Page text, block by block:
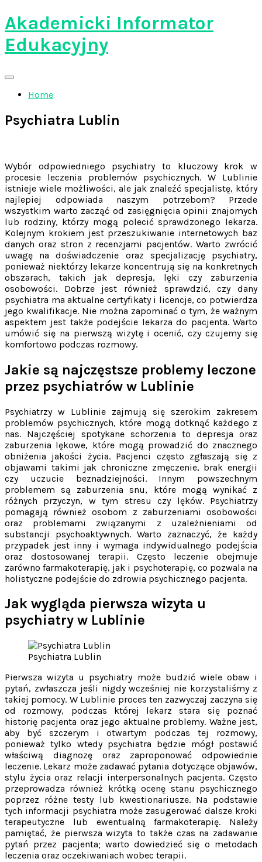
Skip
to
content
Akademicki Informator
Edukacyjny
Home
Psychiatra Lublin
Wybór odpowiedniego psychiatry to kluczowy krok w
procesie leczenia problemów psychicznych. W Lublinie
istnieje wiele możliwości, ale jak znaleźć specjalistę, który
najlepiej odpowiada naszym potrzebom? Przede
wszystkim warto zacząć od zasięgnięcia opinii znajomych
lub rodziny, którzy mogą polecić sprawdzonego lekarza.
Kolejnym krokiem jest przeszukiwanie internetowych baz
danych oraz stron z recenzjami pacjentów. Warto zwrócić
uwagę na doświadczenie oraz specjalizację psychiatry,
ponieważ niektórzy lekarze koncentrują się na konkretnych
obszarach, takich jak depresja, lęki czy zaburzenia
osobowości. Dobrze jest również sprawdzić, czy dany
psychiatra ma aktualne certyfikaty i licencje, co potwierdza
jego kwalifikacje. Nie można zapominać o tym, że ważnym
aspektem jest także podejście lekarza do pacjenta. Warto
umówić się na pierwszą wizytę i ocenić, czy czujemy się
komfortowo podczas rozmowy.
Jakie są najczęstsze problemy leczone
przez psychiatrów w Lublinie
Psychiatrzy w Lublinie zajmują się szerokim zakresem
problemów psychicznych, które mogą dotknąć każdego z
nas. Najczęściej spotykane schorzenia to depresja oraz
zaburzenia lękowe, które mogą prowadzić do znacznego
obniżenia jakości życia. Pacjenci często zgłaszają się z
objawami takimi jak chroniczne zmęczenie, brak energii
czy uczucie beznadziejności. Innym powszechnym
problemem są zaburzenia snu, które mogą wynikać z
różnych przyczyn, w tym stresu czy lęków. Psychiatrzy
pomagają również osobom z zaburzeniami osobowości
oraz problemami związanymi z uzależnieniami od
substancji psychoaktywnych. Warto zaznaczyć, że każdy
przypadek jest inny i wymaga indywidualnego podejścia
oraz dostosowanej terapii. Często leczenie obejmuje
zarówno farmakoterapię, jak i psychoterapię, co pozwala na
holistyczne podejście do zdrowia psychicznego pacjenta.
Jak wygląda pierwsza wizyta u
psychiatry w Lublinie
Psychiatra Lublin
Pierwsza wizyta u psychiatry może budzić wiele obaw i
pytań, zwłaszcza jeśli nigdy wcześniej nie korzystaliśmy z
takiej pomocy. W Lublinie proces ten zazwyczaj zaczyna się
od rozmowy, podczas której lekarz stara się poznać
historię pacjenta oraz jego aktualne problemy. Ważne jest,
aby być szczerym i otwartym podczas tej rozmowy,
ponieważ tylko wtedy psychiatra będzie mógł postawić
właściwą diagnozę oraz zaproponować odpowiednie
leczenie. Lekarz może zadawać pytania dotyczące objawów,
stylu życia oraz relacji interpersonalnych pacjenta. Często
przeprowadza również krótką ocenę stanu psychicznego
poprzez różne testy lub kwestionariusze. Na podstawie
tych informacji psychiatra może zasugerować dalsze kroki
terapeutyczne lub ewentualną farmakoterapię. Należy
pamiętać, że pierwsza wizyta to także czas na zadawanie
pytań przez pacjenta; warto dowiedzieć się o metodach
leczenia oraz oczekiwaniach wobec terapii.